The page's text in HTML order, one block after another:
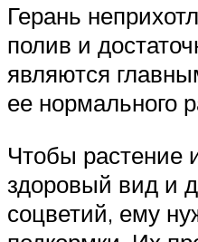
Герань
полив и
являются
ее нормального
Чтобы растение
здоровый вид и
соцветий, ему